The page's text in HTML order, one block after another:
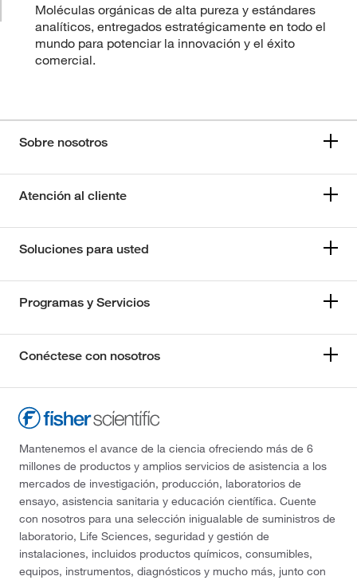
Moléculas orgánicas de alta pureza y estándares
analíticos, entregados estratégicamente en todo el
mundo para potenciar la innovación y el éxito
comercial.
Sobre nosotros
Atención al cliente
Soluciones para usted
Programas y Servicios
Conéctese con nosotros
Mantenemos el avance de la ciencia ofreciendo más de 6
millones de productos y amplios servicios de asistencia a los
mercados de investigación, producción, laboratorios de
ensayo, asistencia sanitaria y educación científica. Cuente
con nosotros para una selección inigualable de suministros de
laboratorio, Life Sciences, seguridad y gestión de
instalaciones, incluidos productos químicos, consumibles,
equipos, instrumentos, diagnósticos y mucho más, junto con